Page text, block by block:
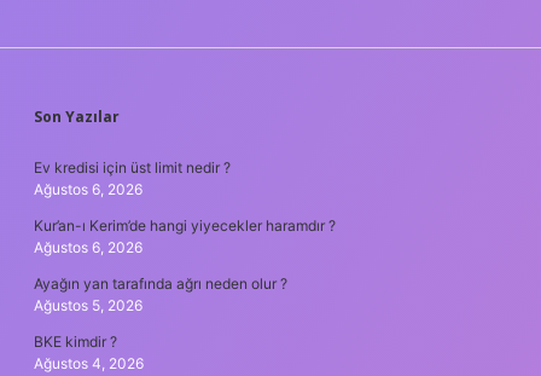
SIDEBAR
Son Yazılar
Ev kredisi için üst limit nedir ?
Ağustos 6, 2026
Kur’an-ı Kerim’de hangi yiyecekler haramdır ?
Ağustos 6, 2026
Ayağın yan tarafında ağrı neden olur ?
Ağustos 5, 2026
BKE kimdir ?
Ağustos 4, 2026